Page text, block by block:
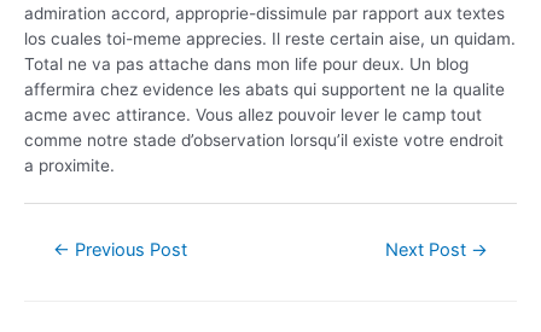
admiration accord, approprie-dissimule par rapport aux textes
los cuales toi-meme apprecies. Il reste certain aise, un quidam.
Total ne va pas attache dans mon life pour deux. Un blog
affermira chez evidence les abats qui supportent ne la qualite
acme avec attirance. Vous allez pouvoir lever le camp tout
comme notre stade d’observation lorsqu’il existe votre endroit
a proximite.
← Previous Post Next Post →